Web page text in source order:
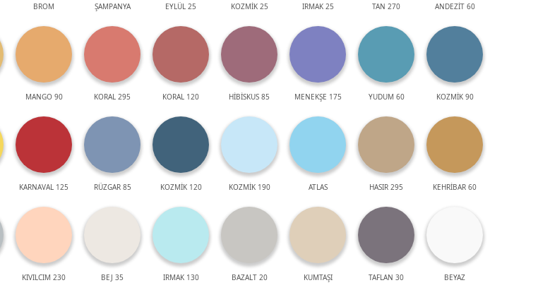
BROM ŞAMPANYA EYLÜL 25 KOZMİK 25 IRMAK 25 TAN 270 ANDEZİT 60
MANGO 90 KORAL 295 KORAL 120 HİBİSKUS 85 MENEKŞE 175 YUDUM 60 KOZMİK 90
KARNAVAL 125 RÜZGAR 85 KOZMİK 120 KOZMİK 190 ATLAS HASIR 295 KEHRİBAR 60
KIVILCIM 230 BEJ 35 IRMAK 130 BAZALT 20 KUMTAŞI TAFLAN 30 BEYAZ